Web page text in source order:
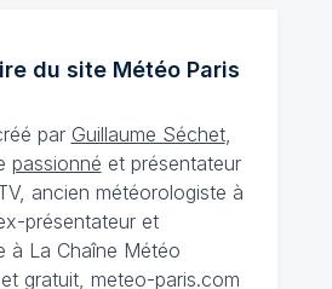
du site MétéoParis
par Guillaume Séchet,
passionné et présentateur
ancien météorologiste à
présentateur et
à La Chaîne Météo
gratuit, meteo-paris.com